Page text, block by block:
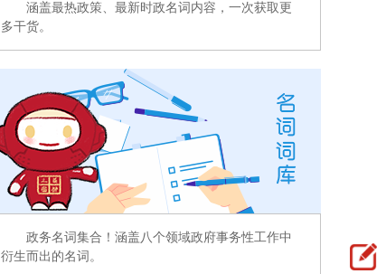
涵盖最热政策、最新时政名词内容，一次获取更
多干货。
政务名词集合！涵盖八个领域政府事务性工作中
衍生而出的名词。